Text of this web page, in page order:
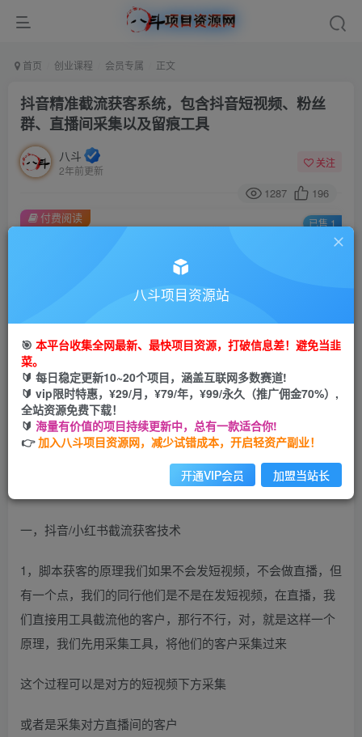
首页 创业课程 会员专属 正文
抖音精准截流获客系统，包含抖音短视频、粉丝
群、直播间采集以及留痕工具
八斗
2年前更新
关注
1287 196
此内容为付费阅读，请付费后查看
金币9.9金币99
会员免费
您当前未登录！建议登陆后购买，可保存购买订单
付费阅读 已售 1
目前来说，对我们普通人做精准粉丝有三种方式
一，抖音/小红书截流获客技术
1，脚本获客的原理我们如果不会发短视频，不会做直播，但
有一个点，我们的同行他们是不是在发短视频，在直播，我
们直接用工具截流他的客户，那行不行，对，就是这样一个
原理，我们先用采集工具，将他们的客户采集过来
这个过程可以是对方的短视频下方采集
或者是采集对方直播间的客户
八斗项目资源站
🎯 本平台收集全网最新、最快项目资源，打破信息差！避免当韭
菜。
🔰 每日稳定更新10~20个项目，涵盖互联网多数赛道!
🔰 vip限时特惠，¥29/月，¥79/年，¥99/永久（推广佣金70%）,
全站资源免费下载！
🔰 海量有价值的项目持续更新中，总有一款适合你!
👉加入八斗项目资源网，减少试错成本，开启轻资产副业！
开通VIP会员 加盟当站长